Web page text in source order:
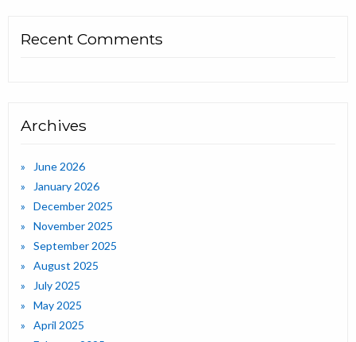
Recent Comments
Archives
June 2026
January 2026
December 2025
November 2025
September 2025
August 2025
July 2025
May 2025
April 2025